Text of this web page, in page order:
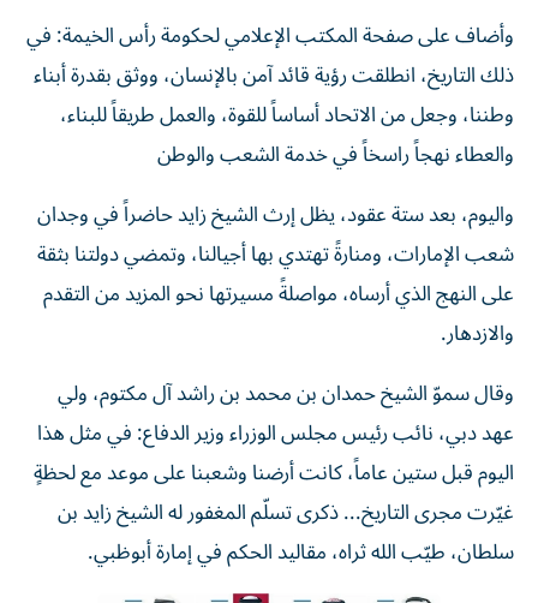
وأضاف على صفحة المكتب الإعلامي لحكومة رأس الخيمة: في
ذلك التاريخ، انطلقت رؤية قائد آمن بالإنسان، ووثق بقدرة أبناء
وطننا، وجعل من الاتحاد أساساً للقوة، والعمل طريقاً للبناء،
والعطاء نهجاً راسخاً في خدمة الشعب والوطن
واليوم، بعد ستة عقود، يظل إرث الشيخ زايد حاضراً في وجدان
شعب الإمارات، ومنارةً تهتدي بها أجيالنا، وتمضي دولتنا بثقة
على النهج الذي أرساه، مواصلةً مسيرتها نحو المزيد من التقدم
والازدهار.
وقال سموّ الشيخ حمدان بن محمد بن راشد آل مكتوم، ولي
عهد دبي، نائب رئيس مجلس الوزراء وزير الدفاع: في مثل هذا
اليوم قبل ستين عاماً، كانت أرضنا وشعبنا على موعد مع لحظةٍ
غيّرت مجرى التاريخ... ذكرى تسلّم المغفور له الشيخ زايد بن
سلطان، طيّب الله ثراه، مقاليد الحكم في إمارة أبوظبي.